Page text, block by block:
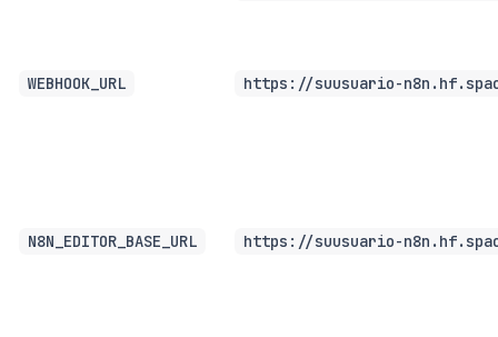
WEBHOOK_URL https://suusuario-
N8N_EDITOR_BASE_URL https://suusuario-